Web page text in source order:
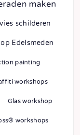
maken
schilderen
Edelsmeden
painting
workshops
Glas workshop
workshops